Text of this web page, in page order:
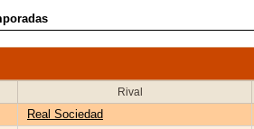
Rival
Real Sociedad